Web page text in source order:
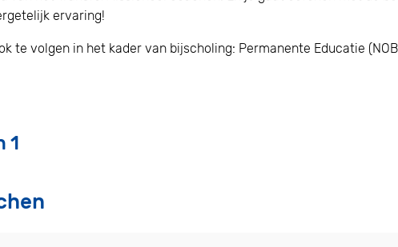
ervaring!
te volgen in het kader van bijscholing: Permanente Educatie
1